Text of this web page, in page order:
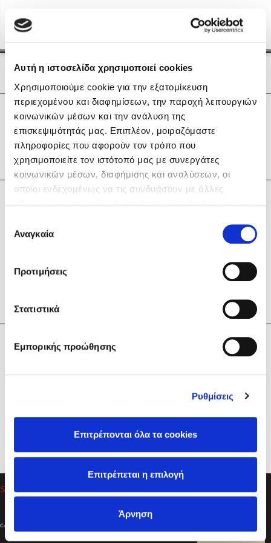
Αυτή η ιστοσελίδα χρησιμοποιεί cookies
Χρησιμοποιούμε cookie για την εξατομίκευση
περιεχομένου και διαφημίσεων, την παροχή λειτουργιών
κοινωνικών μέσων και την ανάλυση της
επισκεψιμότητάς μας. Επιπλέον, μοιραζόμαστε
πληροφορίες που αφορούν τον τρόπο που
χρησιμοποιείτε τον ιστότοπό μας με συνεργάτες
κοινωνικών μέσων, διαφήμισης και αναλύσεων, οι
οποίοι ενδεχομένως να τις συνδυάσουν με άλλες
των υπηρεσιών τους. Αν συνεχίσετε να χρησιμοποιείτε
την ιστοσελίδα μας, συναινείτε στη χρήση των cookies
συγκατάθεσης
Αναγκαία
Προτιμήσεις
Στατιστικά
Εμπορικής προώθησης
Ρυθμίσεις
Επιτρέπονται όλα τα cookies
Επιτρέπεται η επιλογή
Άρνηση
Δημοφιλή Βιβλία
Lidia Branković
Το ξενοδοχείο των συναισθημάτων
Sebastian Fitzek
Playlist
Στέφανος Ξενάκης
Φίλτρα
Οι Συγγραφείς μας
0 Αποτελέσματα
N R S U X Β Γ Θ Ο Σ
Υπηρεσίες
Βοήθεια
Ακολουθήστε μας
Copyright © 2026
Created by